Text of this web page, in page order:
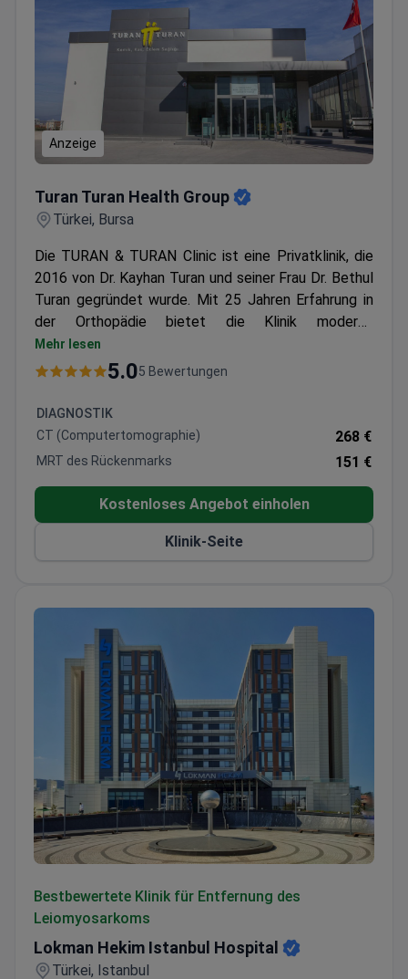
Anzeige
Turan Turan Health Group
Türkei, Bursa
Die TURAN & TURAN Clinic ist eine Privatklinik, die
2016 von Dr. Kayhan Turan und seiner Frau Dr. Bethul
Turan gegründet wurde. Mit 25 Jahren Erfahrung in
der Orthopädie bietet die Klinik moderne
Möglichkeiten der Knochen-, Muskel- und
Gelenkbehandlung.
Mehr lesen
5.05 Bewertungen
DIAGNOSTIK
CT (Computertomographie)
268 €
MRT des Rückenmarks 151 €
Kostenloses Angebot einholen
Klinik-Seite
Bestbewertete Klinik für Entfernung des
Leiomyosarkoms
Lokman Hekim Istanbul Hospital
Türkei, Istanbul